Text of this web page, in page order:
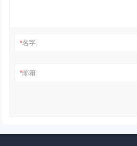
*名字:
*邮箱: